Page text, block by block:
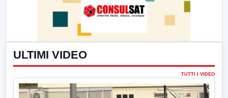
ULTIMI VIDEO
TUTTI I VIDEO